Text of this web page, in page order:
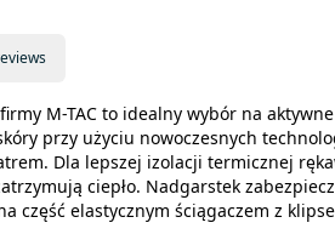
M-TAC to idealny wybór na
przy użyciu nowoczesnych
Dla lepszej izolacji termicznej
ciepło. Nadgarstek
część elastycznym ściągaczem z